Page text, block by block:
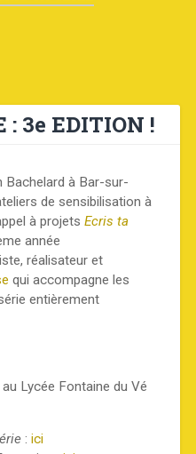
: 3e EDITION !
Bachelard à Bar-sur-
de sensibilisation à
à projets Ecris ta
année
réalisateur et
qui accompagne les
entièrement
Lycée Fontaine du Vé
: ici